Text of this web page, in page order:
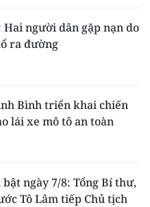
người dân gặp nạn do
ra đường
Bình triển khai chiến
lái xe mô tô an toàn
ngày 7/8: Tổng Bí thư,
Tô Lâm tiếp Chủ tịch